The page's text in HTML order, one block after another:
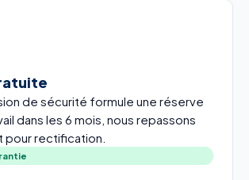
de sécurité formule une réserve
dans les 6 mois, nous repassons
pour rectification.